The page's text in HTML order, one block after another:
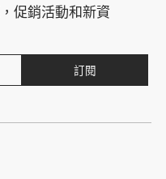
促銷活動和新資
訂閱